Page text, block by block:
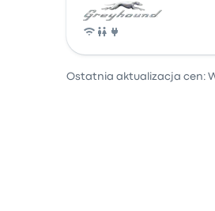
Autobus
Ostatnia aktualizacja cen: